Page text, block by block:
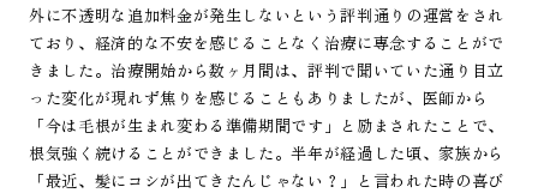
外に不透明な追加料金が発生しないという評判通りの運営をされ
ており、経済的な不安を感じることなく治療に専念することがで
きました。治療開始から数ヶ月間は、評判で聞いていた通り目立
った変化が現れず焦りを感じることもありましたが、医師から
「今は毛根が生まれ変わる準備期間です」と励まされたことで、
根気強く続けることができました。半年が経過した頃、家族から
「最近、髪にコシが出てきたんじゃない？」と言われた時の喜び